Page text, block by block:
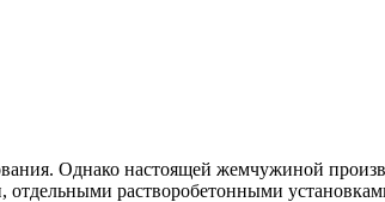
Однако настоящей жемчужиной
растворобетонными